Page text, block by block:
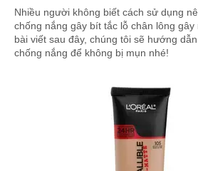
Nhiều người không biết cách sử dụng
chống nắng gây bít tắc lỗ chân lông
bài viết sau đây, chúng tôi sẽ hướng
chống nắng để không bị mụn nhé!